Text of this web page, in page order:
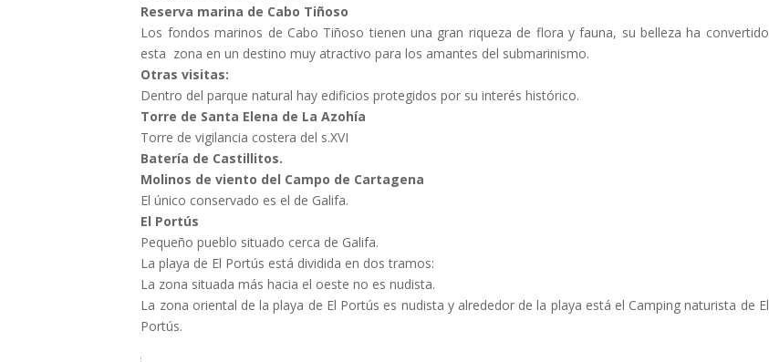
Reserva marina de Cabo Tiñoso
Los fondos marinos de Cabo Tiñoso tienen una gran riqueza de flora y fauna, su belleza ha convertido
esta zona en un destino muy atractivo para los amantes del submarinismo.
Otras visitas:
Dentro del parque natural hay edificios protegidos por su interés histórico.
Torre de Santa Elena de La Azohía
Torre de vigilancia costera del s.XVI
Batería de Castillitos.
Molinos de viento del Campo de Cartagena
El único conservado es el de Galifa.
El Portús
Pequeño pueblo situado cerca de Galifa.
La playa de El Portús está dividida en dos tramos:
La zona situada más hacia el oeste no es nudista.
La zona oriental de la playa de El Portús es nudista y alrededor de la playa está el Camping naturista de El
Portús.